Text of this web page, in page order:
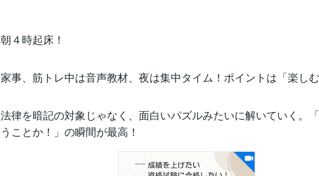
朝４時起床！
家事、筋トレ中は音声教材、夜は集中タイム！ポイントは「楽し
法律を暗記の対象じゃなく、面白いパズルみたいに解いていく。
うことか！」の瞬間が最高！